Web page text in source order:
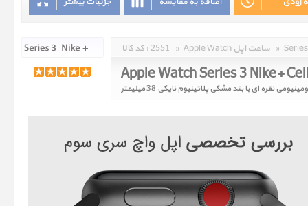
کد کالا : 2551 » Apple Watch ساعت اپل »